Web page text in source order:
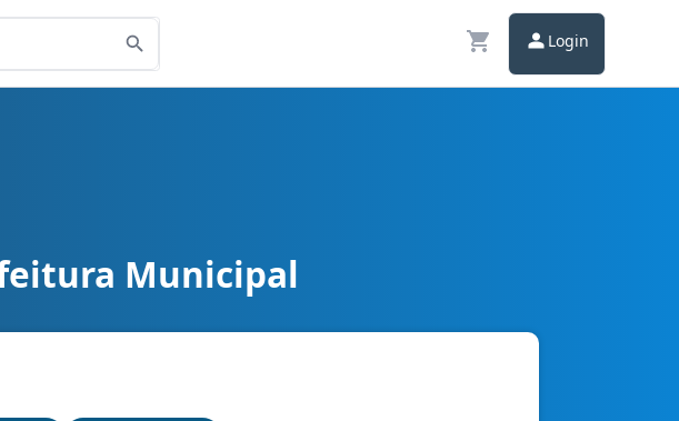
Login
Municipal